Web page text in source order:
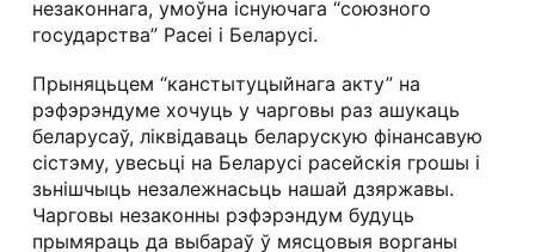
незаконнага, умоўна існуючага “союзного
государства” Расеі і Беларусі.
Прыняцьцем “канстытуцыйнага акту” на
рэфэрэндуме хочуць у чарговы раз ашукаць
беларусаў, ліквідаваць беларускую фінансавую
сістэму, увесьці на Беларусі расейскія грошы і
зьнішчыць незалежнасьць нашай дзяржавы.
Чарговы незаконны рэфэрэндум будуць
прымяраць да выбараў ў мясцовыя ворганы